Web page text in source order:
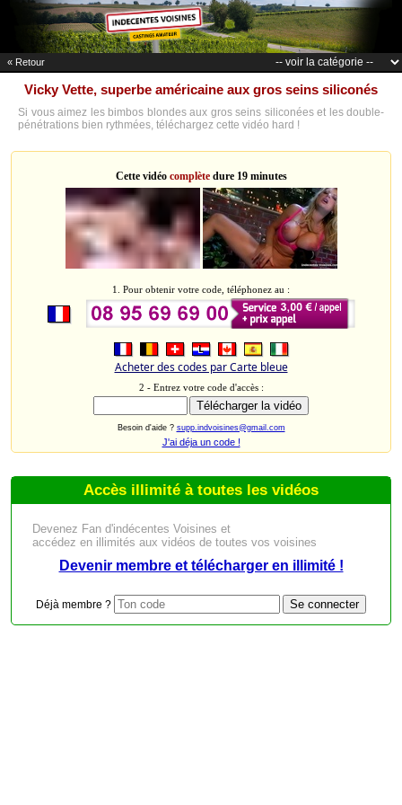
« Retour
Vicky Vette, superbe américaine aux gros seins siliconés
Si vous aimez les bimbos blondes aux gros seins siliconées et les double-
pénétrations bien rythmées, téléchargez cette vidéo hard !
Cette vidéo complètedure 19 minutes
1. Pour obtenir votre code, téléphonez au :
Acheter des codes par Carte bleue
2 - Entrez votre code d'accès :
Besoin d'aide ? supp.indvoisines@gmail.com
J'ai déja un code !
Accès illimité à toutes les vidéos
Devenez Fan d'indécentes Voisines et
accédez en illimités aux vidéos de toutes vos voisines
Devenir membre et télécharger en illimité !
Déjà membre ?